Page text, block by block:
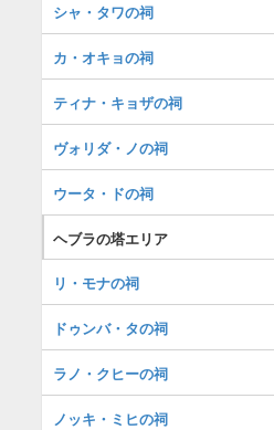
シャ・タワの祠
カ・オキョの祠
ティナ・キョザの祠
ヴォリダ・ノの祠
ウータ・ドの祠
ヘブラの塔エリア
リ・モナの祠
ドゥンバ・タの祠
ラノ・クヒーの祠
ノッキ・ミヒの祠